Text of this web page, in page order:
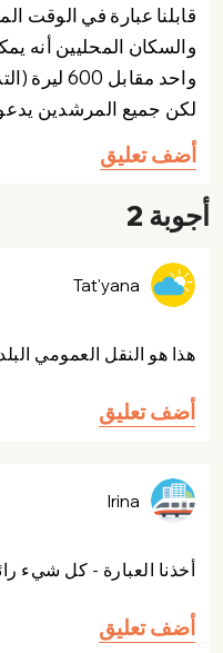
قابلنا عبارة في الوقت
والسكان المحليين أنه
واحد
لكن جميع المرشدين
أضف تعليق
أجوبة 2
Tat'yana
هذا هو النقل العمومي
أضف تعليق
Irina
أخذنا العبارة - كل شيء
أضف تعليق